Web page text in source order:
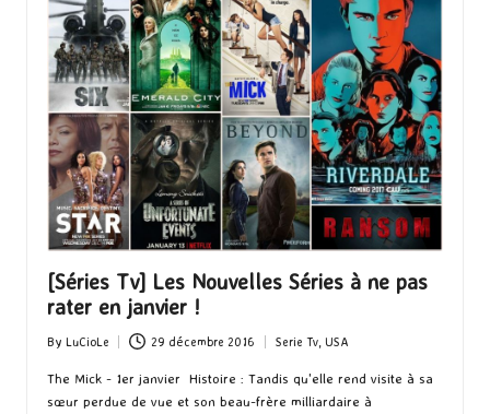
[Séries Tv] Les Nouvelles Séries à ne pas
rater en janvier !
Posted
by
By LuCioLe 29 décembre 2016
Posted
in
Serie Tv, USA
The Mick - 1er janvier Histoire : Tandis qu'elle rend visite à sa
sœur perdue de vue et son beau-frère milliardaire à